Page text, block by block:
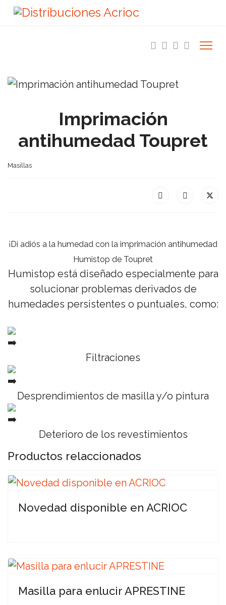
Imprimación
antihumedad Toupret
Masillas
¡Di adiós a la humedad con la imprimación antihumedad
Humistop de Toupret
Humistop está diseñado especialmente para
solucionar problemas derivados de
humedades persistentes o puntuales, como:
Filtraciones
Desprendimientos de masilla y/o pintura
Deterioro de los revestimientos
Productos relaccionados
Novedad disponible en ACRIOC
Masilla para enlucir APRESTINE